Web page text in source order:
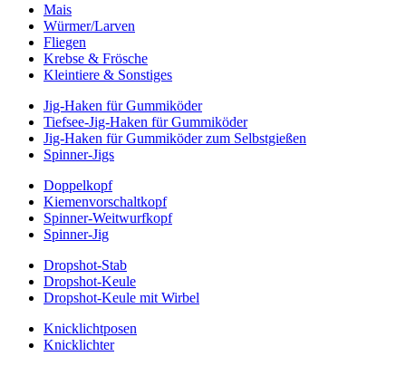
Mais
Würmer/Larven
Fliegen
Krebse & Frösche
Kleintiere & Sonstiges
Jig-Haken für Gummiköder
Tiefsee-Jig-Haken für Gummiköder
Jig-Haken für Gummiköder zum Selbstgießen
Spinner-Jigs
Doppelkopf
Kiemenvorschaltkopf
Spinner-Weitwurfkopf
Spinner-Jig
Dropshot-Stab
Dropshot-Keule
Dropshot-Keule mit Wirbel
Knicklichtposen
Knicklichter